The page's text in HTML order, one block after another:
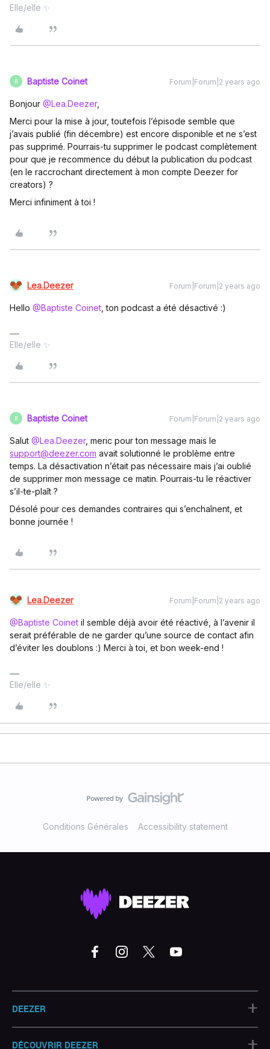
Elle/elle ✨
B Baptiste Coinet Forum|Forum|2 years ago
Bonjour @Lea.Deezer,
Merci pour la mise à jour, toutefois l’épisode semble que
j’avais publié (fin décembre) est encore disponible et ne s’est
pas supprimé. Pourrais-tu supprimer le podcast complètement
pour que je recommence du début la publication du podcast
(en le raccrochant directement à mon compte Deezer for
creators) ?
Merci infiniment à toi !
Lea.Deezer Forum|Forum|2 years ago
Hello @Baptiste Coinet , ton podcast a été désactivé :)
Elle/elle ✨
B Baptiste Coinet Forum|Forum|2 years ago
Salut @Lea.Deezer, meric pour ton message mais le
support@deezer.com avait solutionné le problème entre
temps. La désactivation n’était pas nécessaire mais j’ai oublié
de supprimer mon message ce matin. Pourrais-tu le réactiver
s’il-te-plaît ?
Désolé pour ces demandes contraires qui s’enchaînent, et
bonne journée !
Lea.Deezer Forum|Forum|2 years ago
@Baptiste Coinet il semble déjà avoir été réactivé, à l’avenir il
serait préférable de ne garder qu’une source de contact afin
d’éviter les doublons :) Merci à toi, et bon week-end !
Elle/elle ✨
Conditions Générales Accessibility statement
DEEZER +
DÉCOUVRIR DEEZER +